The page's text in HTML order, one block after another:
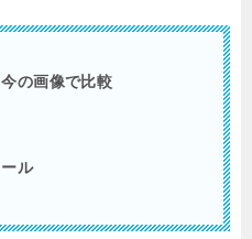
の画像で比較
ル